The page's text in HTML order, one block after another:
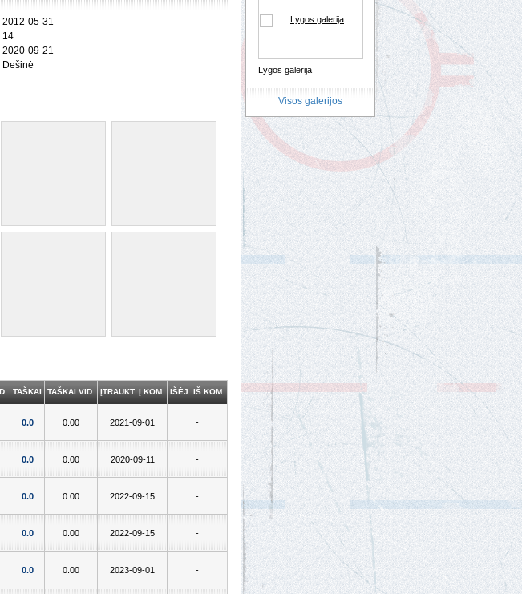
2012-05-31
14
2020-09-21
Dešinė
TAŠKAI TAŠKAI VID. ĮTRAUKT. Į KOM. IŠĖJ. IŠ KOM.
0.0 0.00 2021-09-01 -
0.0 0.00 2020-09-11 -
0.0 0.00 2022-09-15 -
0.0 0.00 2022-09-15 -
0.0 0.00 2023-09-01 -
Lygos galerija
Visos galerijos